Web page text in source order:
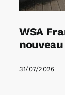
WSA
31/07/2026